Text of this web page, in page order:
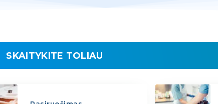
SKAITYKITE TOLIAU